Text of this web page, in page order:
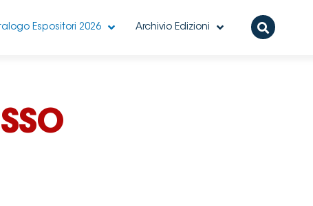
Espositori 2026 Archivio Edizioni